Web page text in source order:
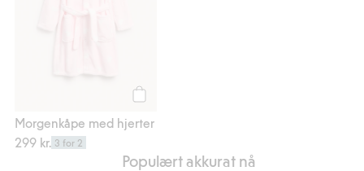
Morgenkåpe med hjerter
299 kr. 3 for 2
Populært akkurat nå